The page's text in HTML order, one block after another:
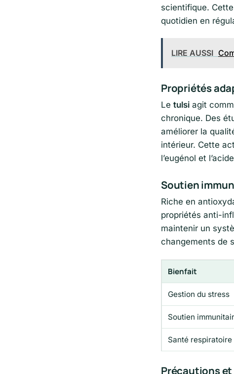
scientifique.
quotidien en
LIRE AUSSI
Propriétés
Le tulsi agit
chronique. Des
améliorer la
intérieur. Cette
l’eugénol et
Soutien
Riche en
propriétés anti-
maintenir un
changements de
Bienfait
Gestion du stress
Soutien
Santé respiratoire
Précautions